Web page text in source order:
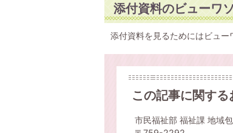
添付資料のビューワ
添付資料を見るためにはビュー
この記事に関す
市民福祉部 福祉課 地域